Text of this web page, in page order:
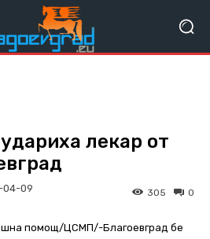
лекар от
04-09 0
305
помощ/ЦСМП/-Благоевград бе